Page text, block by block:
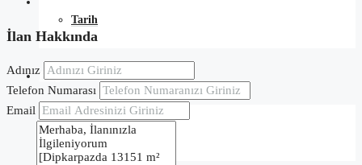
Tarih
Blog
Kuzey Kıbrıs
İlan Hakkında
Adınız
Telefon Numarası
Email